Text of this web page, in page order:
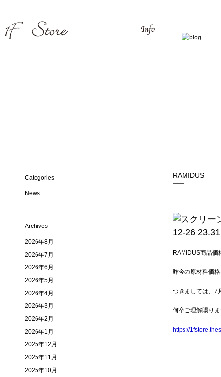
RAMIDUS
RAMIDUS商品価
昨今の原材料価
つきましては、7
何卒ご理解賜り
https://
Categories
News
Archives
2026年8月
2026年7月
2026年6月
2026年5月
2026年4月
2026年3月
2026年2月
2026年1月
2025年12月
2025年11月
2025年10月